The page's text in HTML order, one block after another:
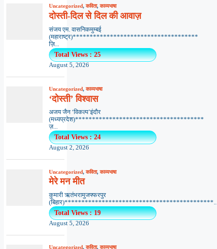
Uncategorized,कविता,काव्यभाषा
दोस्ती-दिल से दिल की आवाज़
संजय एम. वासनिकमुम्बई
(महाराष्ट्र)*************************************
ज़ि...
Total Views : 25
August 5, 2026
Uncategorized,काव्यभाषा
‘दोस्ती’ विश्वास
अजय जैन ‘विकल्प’इंदौर
(मध्यप्रदेश)**************************************
ज़...
Total Views : 24
August 2, 2026
Uncategorized,कविता,काव्यभाषा
मेरे मन मीत
कुमारी ऋतंभरामुजफ्फरपुर
Total Views : 19
August 5, 2026
Uncategorized,कविता,काव्यभाषा